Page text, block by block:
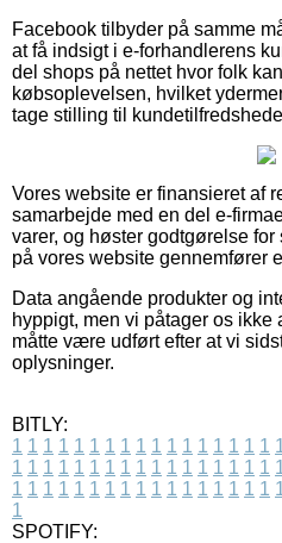
Facebook tilbyder på samme
at få indsigt i e-forhandlerens
del shops på nettet hvor folk
købsoplevelsen, hvilket
tage stilling til
Vores website er finansieret af
samarbejde med en del e-
varer, og høster godtgørelse
på vores website gennemfører
Data angående produkter og
hyppigt, men vi påtager os ikke
måtte være udført efter at vi
oplysninger.
BITLY:
1 1 1 1 1 1 1 1 1 1 1 1 1 1 1 1 1
1 1 1 1 1 1 1 1 1 1 1 1 1 1 1 1 1
1 1 1 1 1 1 1 1 1 1 1 1 1 1 1 1 1
1
SPOTIFY: